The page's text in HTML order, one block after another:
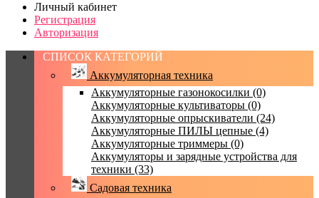
Личный кабинет
Регистрация
Авторизация
СПИСОК КАТЕГОРИЙ
Аккумуляторная техника
Аккумуляторные газонокосилки (0)
Аккумуляторные культиваторы (0)
Аккумуляторные опрыскиватели (24)
Аккумуляторные ПИЛЫ цепные (4)
Аккумуляторные триммеры (0)
Аккумуляторы и зарядные устройства для
техники (33)
Садовая техника